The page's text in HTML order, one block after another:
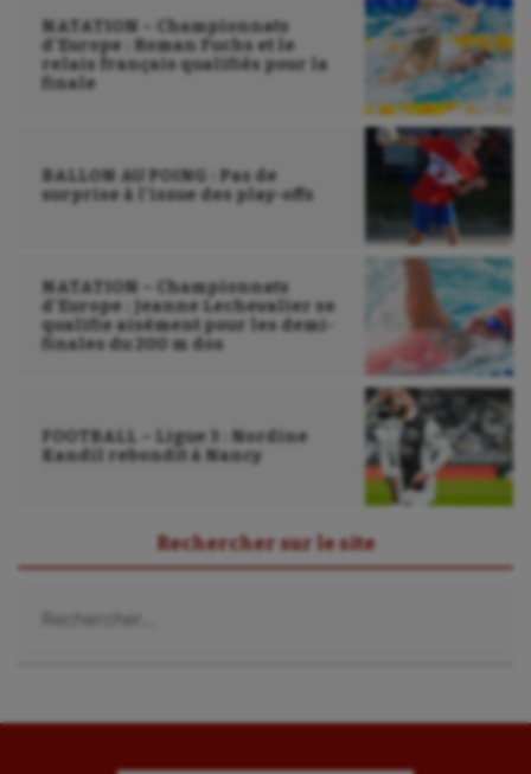
NATATION – Championnats
d’Europe : Roman Fuchs et le
relais français qualifiés pour la
finale
BALLON AU POING : Pas de
surprise à l’issue des play-offs
NATATION – Championnats
d’Europe : Jeanne Lechevalier se
qualifie aisément pour les demi-
finales du 200 m dos
FOOTBALL – Ligue 3 : Nordine
Kandil rebondit à Nancy
Rechercher sur le site